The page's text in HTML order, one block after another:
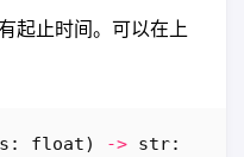
起止时间。可以在上
: float) -> str: